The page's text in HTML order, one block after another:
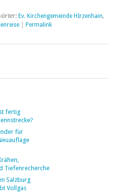
Ev. Kirchengemeinde HIrzenhain,
Permalink
fertig
für
Tiefenrecherche
Salzburg
Vollgas